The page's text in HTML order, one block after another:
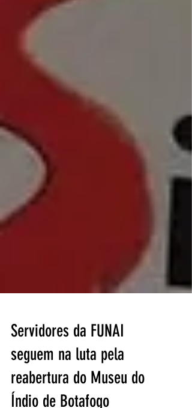
Servidores da FUNAI
seguem na luta pela
reabertura do Museu do